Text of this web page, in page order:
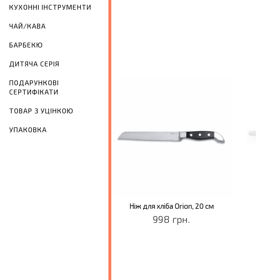
КУХОННІ ІНСТРУМЕНТИ
ЧАЙ/КАВА
БАРБЕКЮ
ДИТЯЧА СЕРІЯ
ПОДАРУНКОВІ
СЕРТИФІКАТИ
ТОВАР З УЦІНКОЮ
УПАКОВКА
Ніж для хліба Orion, 20 см
998 грн.